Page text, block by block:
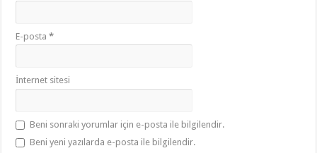
E-posta*
İnternet sitesi
Beni sonraki yorumlar için e-posta ile bilgilendir.
Beni yeni yazılarda e-posta ile bilgilendir.